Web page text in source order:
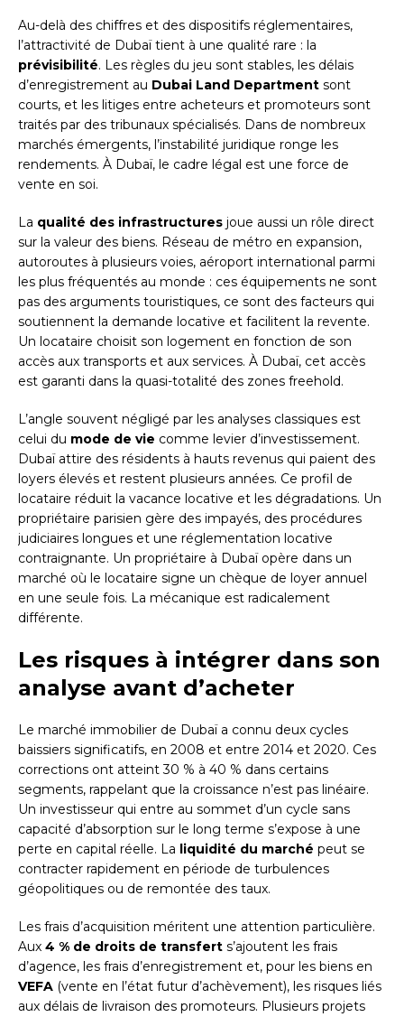
Au-delà des chiffres et des dispositifs réglementaires,
l’attractivité de Dubaï tient à une qualité rare : la
prévisibilité. Les règles du jeu sont stables, les délais
d’enregistrement au Dubai Land Department sont
courts, et les litiges entre acheteurs et promoteurs sont
traités par des tribunaux spécialisés. Dans de nombreux
marchés émergents, l’instabilité juridique ronge les
rendements. À Dubaï, le cadre légal est une force de
vente en soi.
La qualité des infrastructures joue aussi un rôle direct
sur la valeur des biens. Réseau de métro en expansion,
autoroutes à plusieurs voies, aéroport international parmi
les plus fréquentés au monde : ces équipements ne sont
pas des arguments touristiques, ce sont des facteurs qui
soutiennent la demande locative et facilitent la revente.
Un locataire choisit son logement en fonction de son
accès aux transports et aux services. À Dubaï, cet accès
est garanti dans la quasi-totalité des zones freehold.
L’angle souvent négligé par les analyses classiques est
celui du mode de vie comme levier d’investissement.
Dubaï attire des résidents à hauts revenus qui paient des
loyers élevés et restent plusieurs années. Ce profil de
locataire réduit la vacance locative et les dégradations. Un
propriétaire parisien gère des impayés, des procédures
judiciaires longues et une réglementation locative
contraignante. Un propriétaire à Dubaï opère dans un
marché où le locataire signe un chèque de loyer annuel
en une seule fois. La mécanique est radicalement
différente.
Les risques à intégrer dans son
analyse avant d’acheter
Le marché immobilier de Dubaï a connu deux cycles
baissiers significatifs, en 2008 et entre 2014 et 2020. Ces
corrections ont atteint 30 % à 40 % dans certains
segments, rappelant que la croissance n’est pas linéaire.
Un investisseur qui entre au sommet d’un cycle sans
capacité d’absorption sur le long terme s’expose à une
perte en capital réelle. La liquidité du marché peut se
contracter rapidement en période de turbulences
géopolitiques ou de remontée des taux.
Les frais d’acquisition méritent une attention particulière.
Aux 4 % de droits de transfert s’ajoutent les frais
d’agence, les frais d’enregistrement et, pour les biens en
VEFA (vente en l’état futur d’achèvement), les risques liés
aux délais de livraison des promoteurs. Plusieurs projets